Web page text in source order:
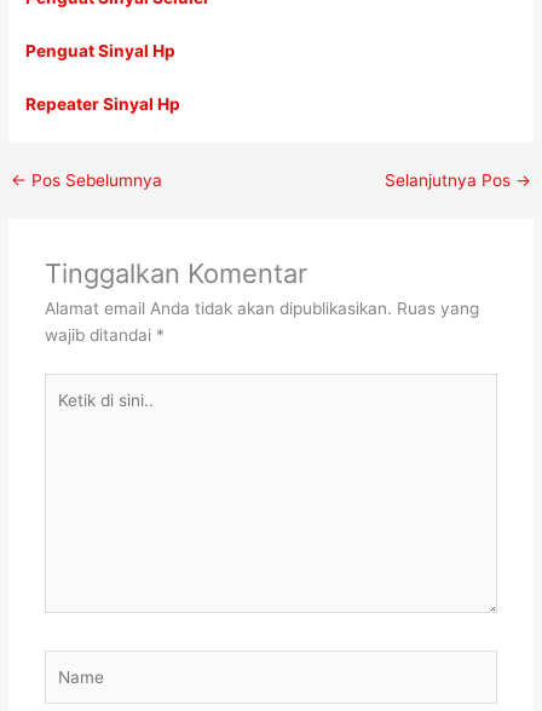
Penguat Sinyal Hp
Repeater Sinyal Hp
← Pos Sebelumnya Selanjutnya Pos →
Tinggalkan Komentar
Alamat email Anda tidak akan dipublikasikan. Ruas yang
wajib ditandai *